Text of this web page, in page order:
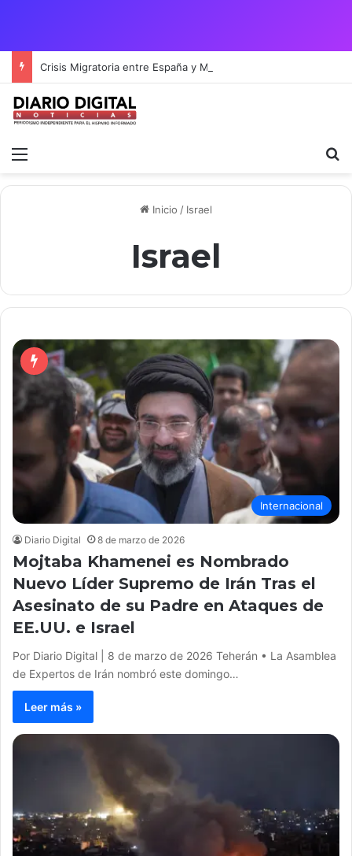
Inicio / Israel
Israel
Internacional
Diario Digital 8 de marzo de 2026
Mojtaba Khamenei es Nombrado
Nuevo Líder Supremo de Irán Tras el
Asesinato de su Padre en Ataques de
EE.UU. e Israel
Por Diario Digital | 8 de marzo de 2026 Teherán • La Asamblea
de Expertos de Irán nombró este domingo…
Leer más »